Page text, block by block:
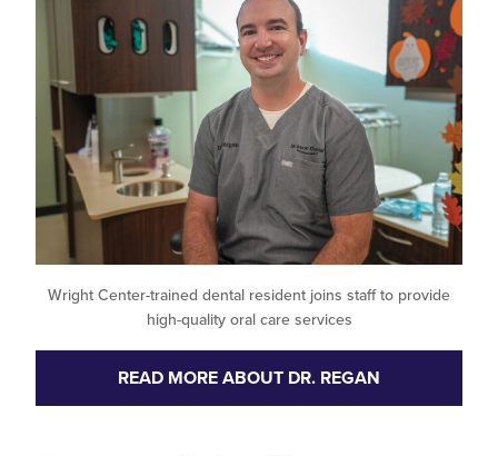
Wright Center-trained dental resident joins staff to provide
high-quality oral care services
READ MORE ABOUT DR. REGAN